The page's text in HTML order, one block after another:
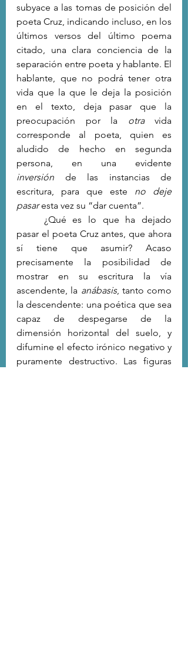
subyace a las tomas de posición del
poeta Cruz, indicando incluso, en los
últimos versos del último poema
citado, una clara conciencia de la
separación entre poeta y hablante. El
hablante, que no podrá tener otra
vida que la que le deja la posición
en el texto, deja pasar que la
preocupación por la otra vida
corresponde al poeta, quien es
aludido de hecho en segunda
inversión de las instancias de
escritura, para que este no deje
pasar esta vez su “dar cuenta”.
pasar el poeta Cruz antes, que ahora
sí tiene que asumir? Acaso
precisamente la posibilidad de
mostrar en su escritura la vía
ascendente, la anábasis, tanto como
la descendente: una poética que sea
capaz de despegarse de la
dimensión horizontal del suelo, y
difumine el efecto irónico negativo y
puramente destructivo. Las figuras